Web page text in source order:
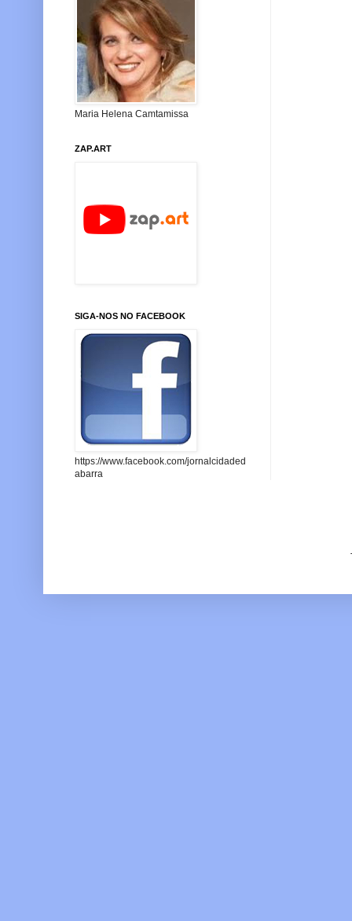
Maria Helena Camtamissa
ZAP.ART
SIGA-NOS NO FACEBOOK
https://www.facebook.com/jornalcidaded
abarra